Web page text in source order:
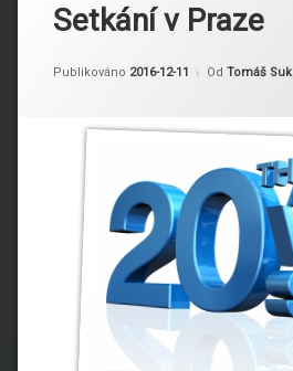
Setkání v Praze
Publikováno 2016-12-11 Od Tomáš Suk